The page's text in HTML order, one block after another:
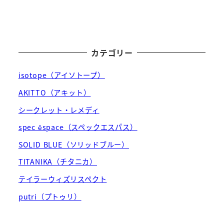
カテゴリー
isotope（アイソトープ）
AKITTO（アキット）
シークレット・レメディ
spec ēspace（スペックエスパス）
SOLID BLUE（ソリッドブルー）
TITANIKA（チタニカ）
テイラーウィズリスペクト
putri（プトゥリ）